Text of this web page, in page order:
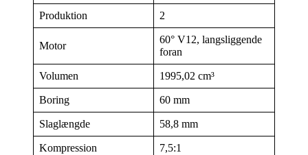
Produktion 2
Motor
60° V12, langsliggende
foran
Volumen 1995,02 cm³
Boring 60 mm
Slaglængde 58,8 mm
Kompression 7,5:1